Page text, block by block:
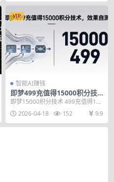
VIP
智能AI赚钱
即梦499充值得15000积分技
术，效果自测
即梦15000积分技术 499充值得150
00积分 即梦高级会员账号丨技术自
测 2026-04-18 152 9.9